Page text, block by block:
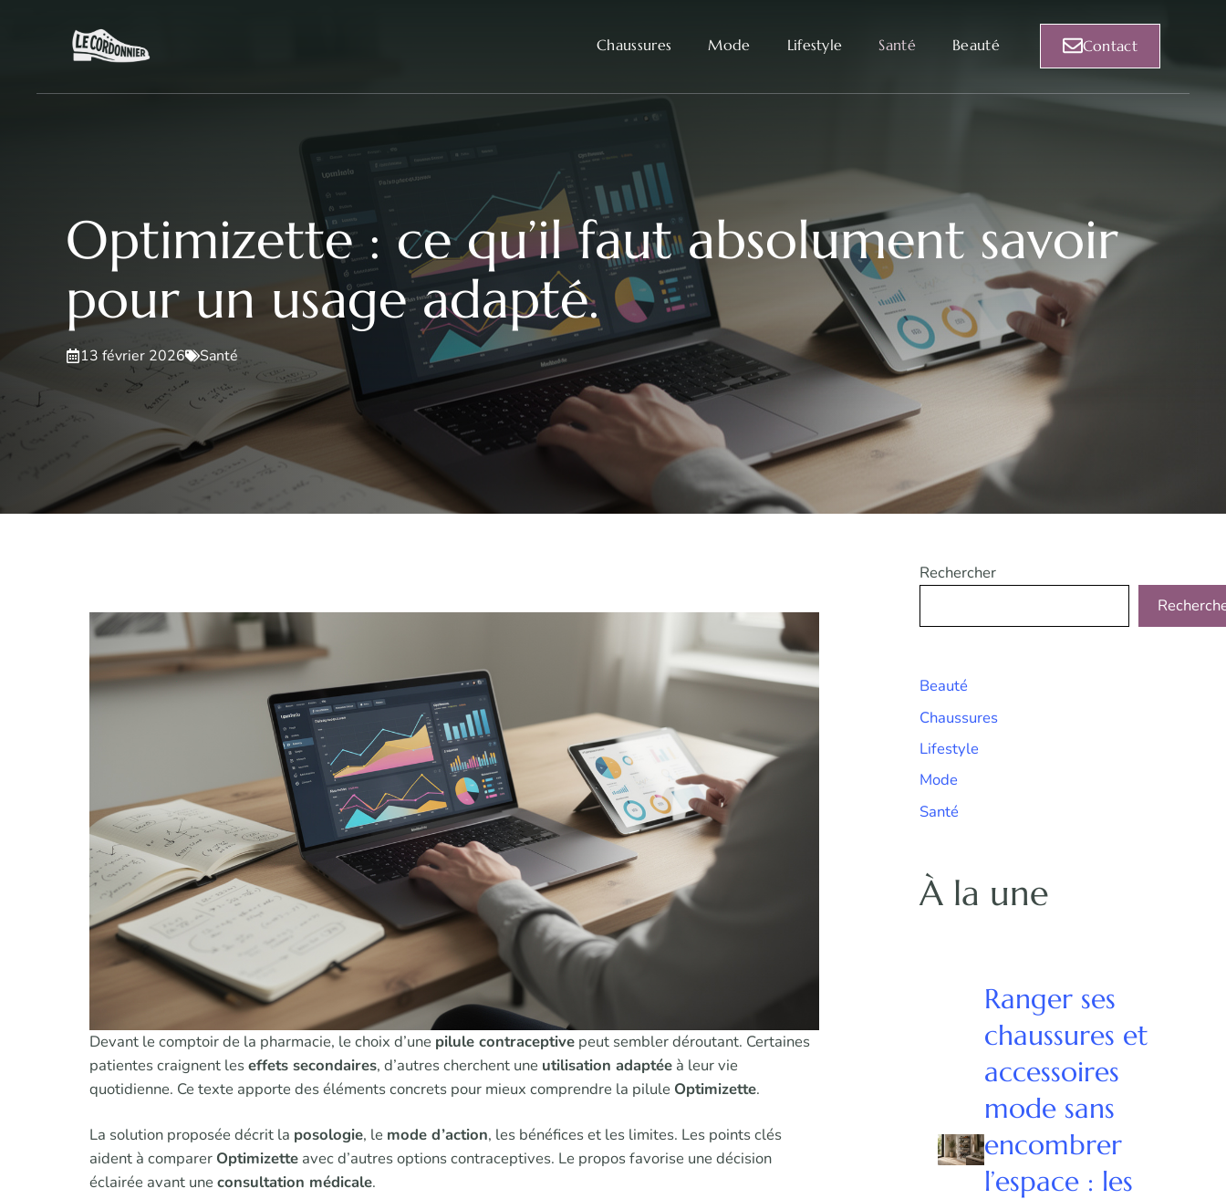
Chaussures Mode Lifestyle Santé Beauté Contact
Optimizette : ce qu’il faut absolument savoir
pour un usage adapté.
13 février 2026 Santé
Devant le comptoir de la pharmacie, le choix d’une pilule contraceptive peut sembler déroutant. Certaines
patientes craignent leseffets secondaires, d’autres cherchent une utilisation adaptée à leur vie
quotidienne. Ce texte apporte des éléments concrets pour mieux comprendre la pilule Optimizette.
La solution proposée décrit la posologie, le mode d’action, les bénéfices et les limites. Les points clés
aident à comparer Optimizette avec d’autres options contraceptives. Le propos favorise une décision
éclairée avant une consultation médicale.
Rechercher
Beauté
Chaussures
Lifestyle
Mode
Santé
À la une
Ranger ses
chaussures et
accessoires
mode sans
encombrer
l’espace : les